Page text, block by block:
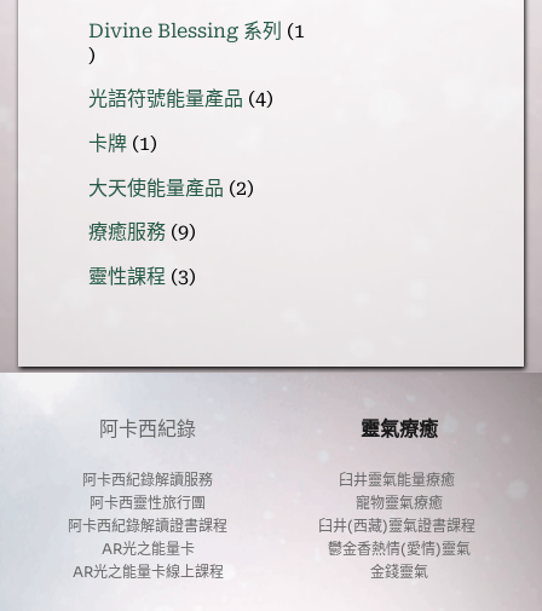
產
Divine Blessing 系列
1
1
產
品
光語符號能量產品 44
卡牌 11
產
品
大天使能量產品 22
療癒服務 99
產
靈性課程 33
阿卡西紀錄
阿卡西紀錄解讀服務
阿卡西靈性旅行團
阿卡西紀錄解讀證書課程
AR光之能量卡
AR光之能量卡線上課程
靈氣療癒
臼井靈氣能量療癒
寵物靈氣療癒
臼井(西藏)靈氣證書課程
鬱金香熱情(愛情)靈氣
金錢靈氣